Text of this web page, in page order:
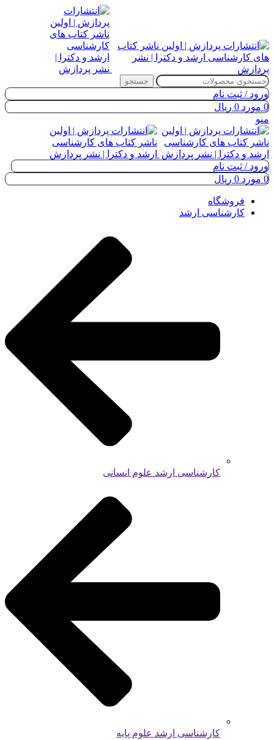
جستجو
ورود / ثبت نام
0 مورد 0 ریال
منو
ورود / ثبت نام
0 مورد 0 ریال
فروشگاه
کارشناسی ارشد
کارشناسی ارشد علوم انسانی
کارشناسی ارشد علوم پایه